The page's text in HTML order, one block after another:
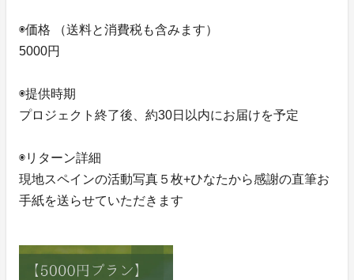
◉価格 （送料と消費税も含みます）
5000円
◉提供時期
プロジェクト終了後、約30日以内にお届けを予定
◉リターン詳細
現地スペインの活動写真５枚+ひなたから感謝の直筆お
手紙を送らせていただきます